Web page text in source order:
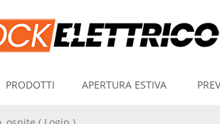
PRODOTTI APERTURA ESTIVA